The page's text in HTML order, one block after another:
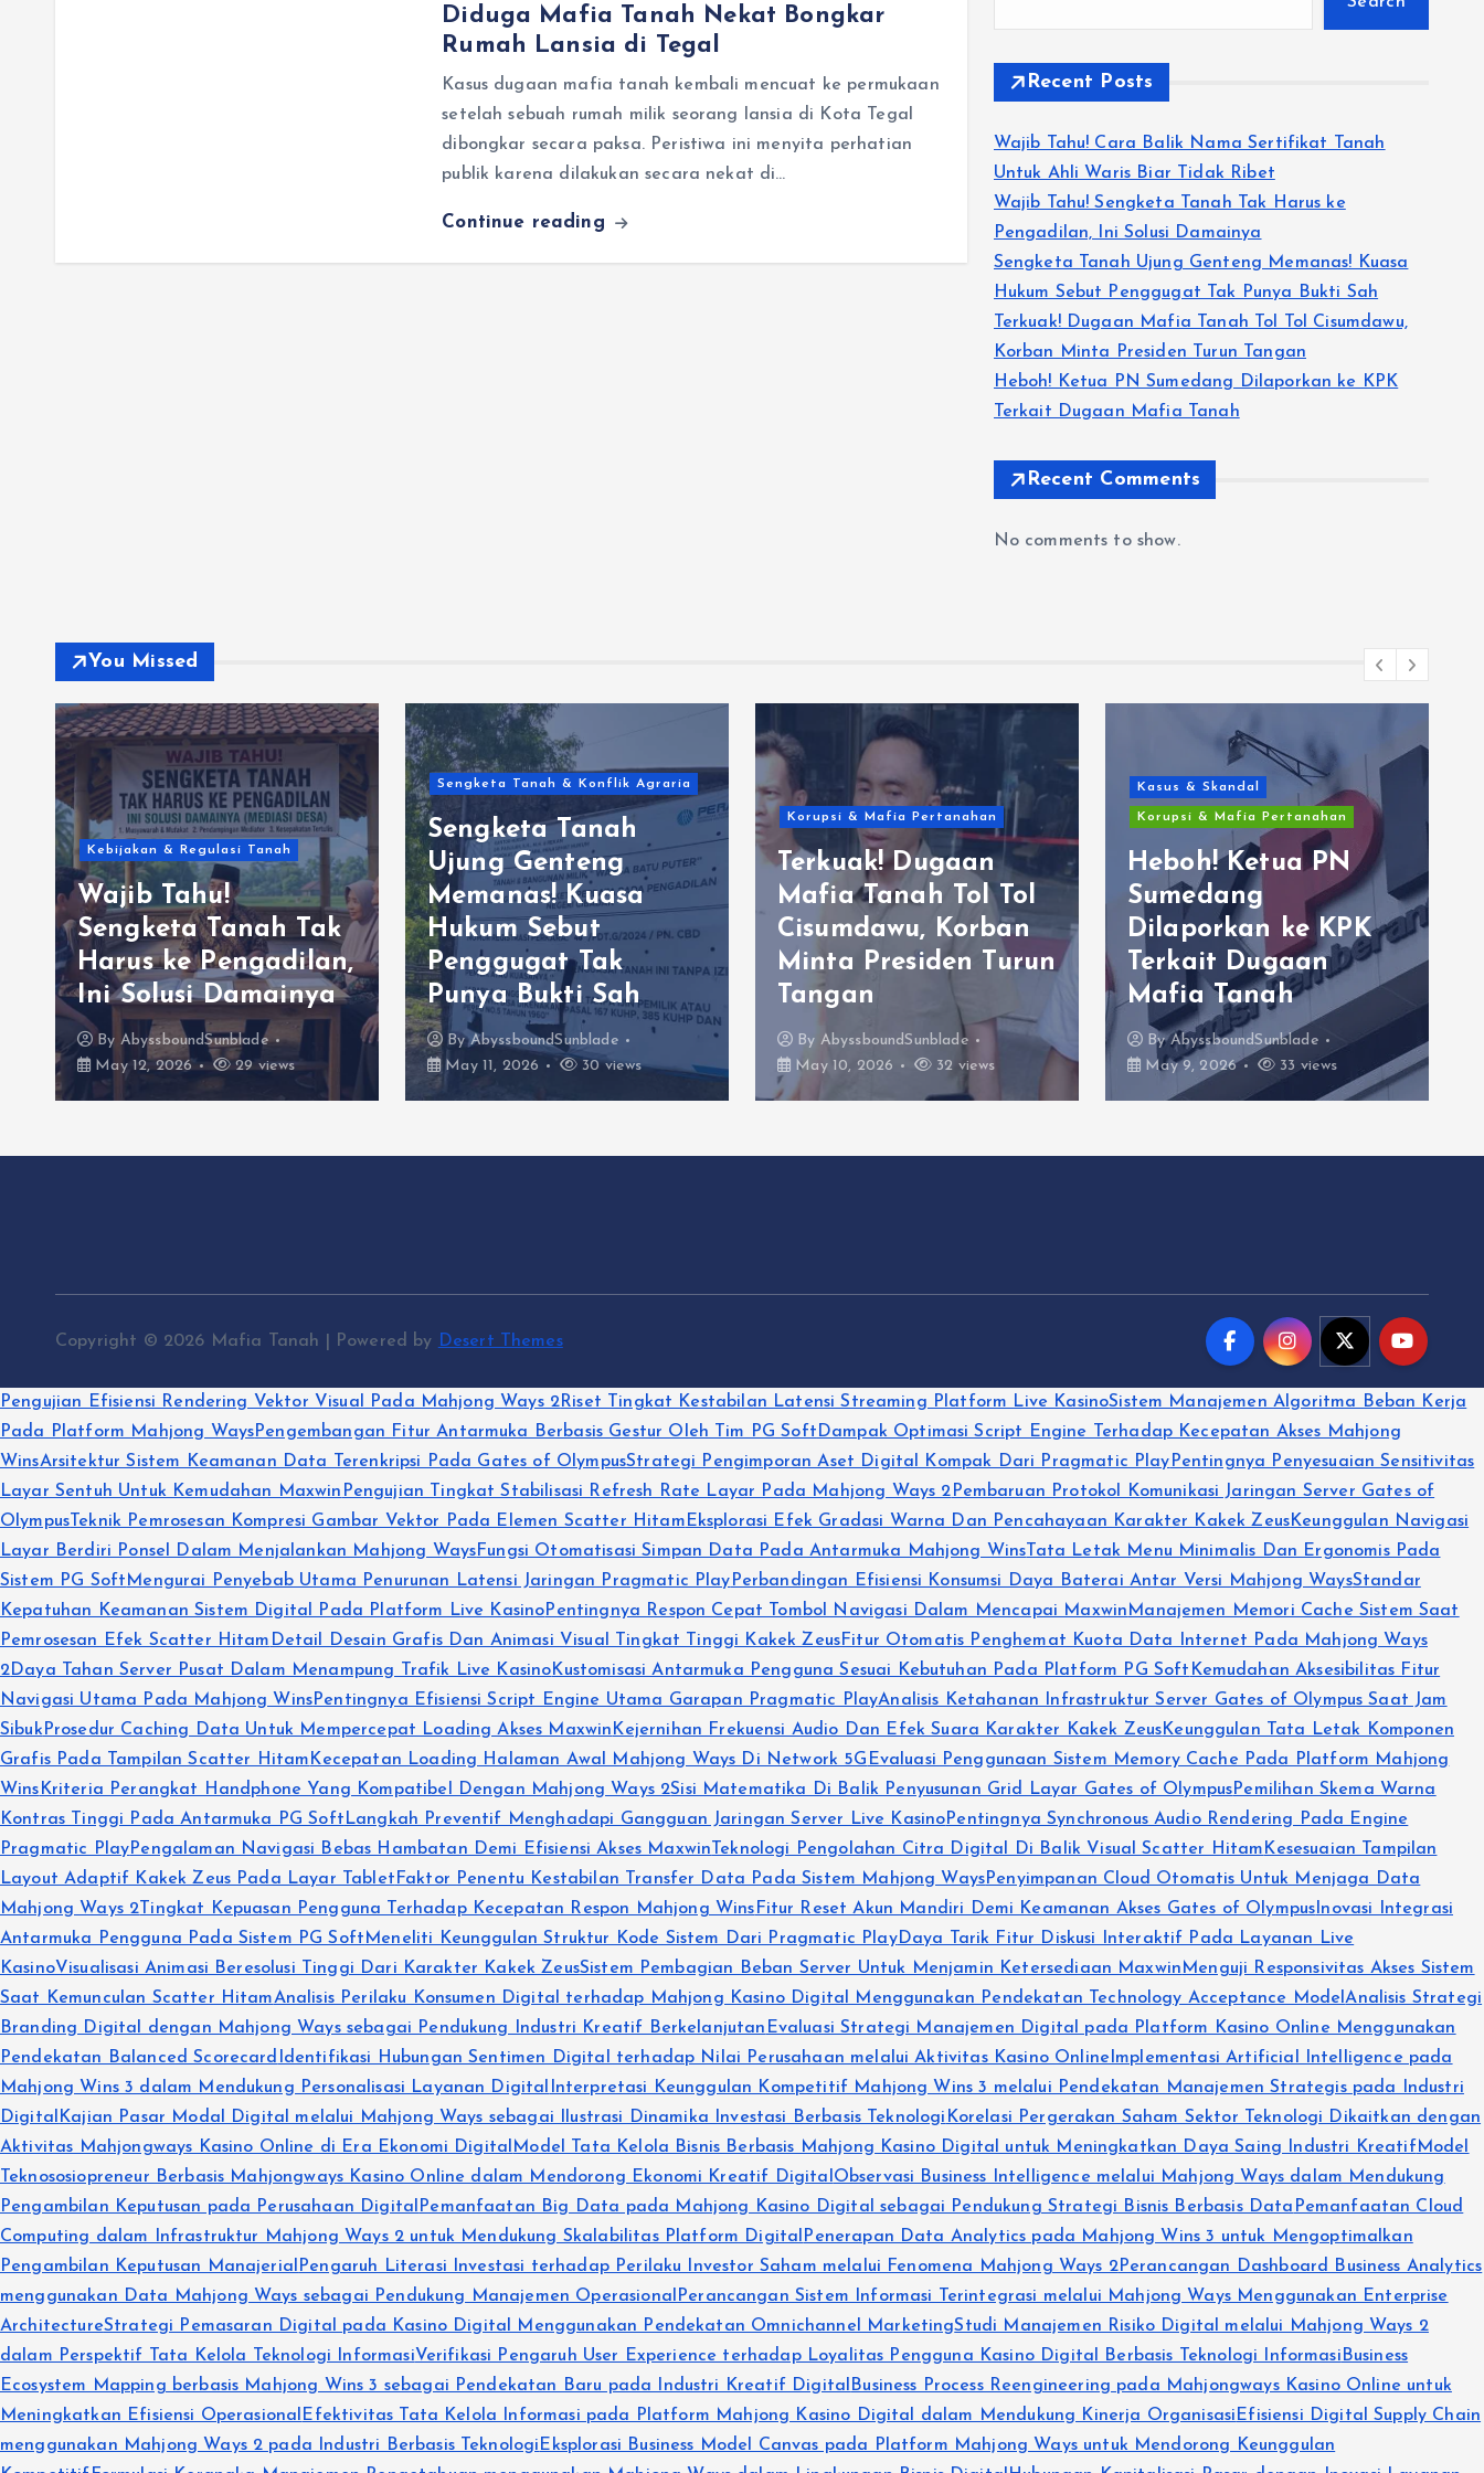
Diduga Mafia Tanah Nekat Bongkar
Rumah Lansia di Tegal
Kasus dugaan mafia tanah kembali mencuat ke permukaan
setelah sebuah rumah milik seorang lansia di Kota Tegal
dibongkar secara paksa. Peristiwa ini menyita perhatian
publik karena dilakukan secara nekat di…
Continue reading
Recent Posts
Wajib Tahu! Cara Balik Nama Sertifikat Tanah
Untuk Ahli Waris Biar Tidak Ribet
Wajib Tahu! Sengketa Tanah Tak Harus ke
Pengadilan, Ini Solusi Damainya
Sengketa Tanah Ujung Genteng Memanas! Kuasa
Hukum Sebut Penggugat Tak Punya Bukti Sah
Terkuak! Dugaan Mafia Tanah Tol Tol Cisumdawu,
Korban Minta Presiden Turun Tangan
Heboh! Ketua PN Sumedang Dilaporkan ke KPK
Terkait Dugaan Mafia Tanah
Recent Comments
No comments to show.
You Missed
Kebijakan & Regulasi Tanah
Wajib Tahu!
Sengketa Tanah Tak
Harus ke Pengadilan,
Ini Solusi Damainya
By AbyssboundSunblade
May 12, 2026
29 views
Sengketa Tanah & Konflik Agraria
Sengketa Tanah
Ujung Genteng
Memanas! Kuasa
Hukum Sebut
Penggugat Tak
Punya Bukti Sah
ByAbyssboundSunblade
May 11, 2026
30 views
Korupsi & Mafia Pertanahan
Terkuak! Dugaan
Mafia Tanah Tol Tol
Cisumdawu, Korban
Minta Presiden Turun
Tangan
By AbyssboundSunblade
May 10, 2026
32 views
Kasus & Skandal
Korupsi & Mafia Pertanahan
Heboh! Ketua PN
Sumedang
Dilaporkan ke KPK
Terkait Dugaan
Mafia Tanah
ByAbyssboundSunblade
May 9, 2026
33 views
Copyright © 2026 Mafia Tanah | Powered by Desert Themes
Pengujian Efisiensi Rendering Vektor Visual Pada Mahjong Ways 2Riset Tingkat Kestabilan Latensi Streaming Platform Live KasinoSistem Manajemen Algoritma Beban Kerja
Pada Platform Mahjong WaysPengembangan Fitur Antarmuka Berbasis Gestur Oleh Tim PG Soft Dampak Optimasi Script Engine Terhadap Kecepatan Akses Mahjong
WinsArsitektur Sistem Keamanan Data Terenkripsi Pada Gates of OlympusStrategi Pengimporan Aset Digital Kompak Dari Pragmatic Play Pentingnya Penyesuaian Sensitivitas
Layar Sentuh Untuk Kemudahan Maxwin Pengujian Tingkat Stabilisasi Refresh Rate Layar Pada Mahjong Ways 2 Pembaruan Protokol Komunikasi Jaringan Server Gates of
Olympus Teknik Pemrosesan Kompresi Gambar Vektor Pada Elemen Scatter Hitam Eksplorasi Efek Gradasi Warna Dan Pencahayaan Karakter Kakek ZeusKeunggulan Navigasi
Layar Berdiri Ponsel Dalam Menjalankan Mahjong WaysFungsi Otomatisasi Simpan Data Pada Antarmuka Mahjong Wins Tata Letak Menu Minimalis Dan Ergonomis Pada
Sistem PG Soft Mengurai Penyebab Utama Penurunan Latensi Jaringan Pragmatic Play Perbandingan Efisiensi Konsumsi Daya Baterai Antar Versi Mahjong WaysStandar
Kepatuhan Keamanan Sistem Digital Pada Platform Live KasinoPentingnya Respon Cepat Tombol Navigasi Dalam Mencapai Maxwin Manajemen Memori Cache Sistem Saat
Pemrosesan Efek Scatter Hitam Detail Desain Grafis Dan Animasi Visual Tingkat Tinggi Kakek ZeusFitur Otomatis Penghemat Kuota Data Internet Pada Mahjong Ways
2Daya Tahan Server Pusat Dalam Menampung Trafik Live KasinoKustomisasi Antarmuka Pengguna Sesuai Kebutuhan Pada Platform PG Soft Kemudahan Aksesibilitas Fitur
Navigasi Utama Pada Mahjong WinsPentingnya Efisiensi Script Engine Utama Garapan Pragmatic PlayAnalisis Ketahanan Infrastruktur Server Gates of Olympus Saat Jam
Sibuk Prosedur Caching Data Untuk Mempercepat Loading Akses Maxwin Kejernihan Frekuensi Audio Dan Efek Suara Karakter Kakek ZeusKeunggulan Tata Letak Komponen
Grafis Pada Tampilan Scatter Hitam Kecepatan Loading Halaman Awal Mahjong Ways Di Network 5G Evaluasi Penggunaan Sistem Memory Cache Pada Platform Mahjong
Wins Kriteria Perangkat Handphone Yang Kompatibel Dengan Mahjong Ways 2Sisi Matematika Di Balik Penyusunan Grid Layar Gates of OlympusPemilihan Skema Warna
Kontras Tinggi Pada Antarmuka PG Soft Langkah Preventif Menghadapi Gangguan Jaringan Server Live KasinoPentingnya Synchronous Audio Rendering Pada Engine
Pragmatic PlayPengalaman Navigasi Bebas Hambatan Demi Efisiensi Akses Maxwin Teknologi Pengolahan Citra Digital Di Balik Visual Scatter Hitam Kesesuaian Tampilan
Layout Adaptif Kakek Zeus Pada Layar Tablet Faktor Penentu Kestabilan Transfer Data Pada Sistem Mahjong WaysPenyimpanan Cloud Otomatis Untuk Menjaga Data
Mahjong Ways 2 Tingkat Kepuasan Pengguna Terhadap Kecepatan Respon Mahjong Wins Fitur Reset Akun Mandiri Demi Keamanan Akses Gates of Olympus Inovasi Integrasi
Antarmuka Pengguna Pada Sistem PG Soft Meneliti Keunggulan Struktur Kode Sistem Dari Pragmatic PlayDaya Tarik Fitur Diskusi Interaktif Pada Layanan Live
KasinoVisualisasi Animasi Beresolusi Tinggi Dari Karakter Kakek ZeusSistem Pembagian Beban Server Untuk Menjamin Ketersediaan Maxwin Menguji Responsivitas Akses Sistem
Saat Kemunculan Scatter HitamAnalisis Perilaku Konsumen Digital terhadap Mahjong Kasino Digital Menggunakan Pendekatan Technology Acceptance ModelAnalisis Strategi
Branding Digital dengan Mahjong Ways sebagai Pendukung Industri Kreatif Berkelanjutan Evaluasi Strategi Manajemen Digital pada Platform Kasino Online Menggunakan
Pendekatan Balanced Scorecard
Identifikasi Hubungan Sentimen Digital terhadap Nilai Perusahaan melalui Aktivitas Kasino Online Implementasi Artificial Intelligence pada
Mahjong Wins 3 dalam Mendukung Personalisasi Layanan Digital
Interpretasi Keunggulan Kompetitif Mahjong Wins 3 melalui Pendekatan Manajemen Strategis pada Industri
Digital Kajian Pasar Modal Digital melalui Mahjong Ways sebagai Ilustrasi Dinamika Investasi Berbasis Teknologi Korelasi Pergerakan Saham Sektor Teknologi Dikaitkan dengan
Aktivitas Mahjongways Kasino Online di Era Ekonomi Digital Model Tata Kelola Bisnis Berbasis Mahjong Kasino Digital untuk Meningkatkan Daya Saing Industri Kreatif Model
Teknososiopreneur Berbasis Mahjongways Kasino Online dalam Mendorong Ekonomi Kreatif Digital Observasi Business Intelligence melalui Mahjong Ways dalam Mendukung
Pengambilan Keputusan pada Perusahaan Digital Pemanfaatan Big Data pada Mahjong Kasino Digital sebagai Pendukung Strategi Bisnis Berbasis Data Pemanfaatan Cloud
Computing dalam Infrastruktur Mahjong Ways 2 untuk Mendukung Skalabilitas Platform Digital Penerapan Data Analytics pada Mahjong Wins 3 untuk Mengoptimalkan
Pengambilan Keputusan Manajerial Pengaruh Literasi Investasi terhadap Perilaku Investor Saham melalui Fenomena Mahjong Ways 2Perancangan Dashboard Business Analytics
menggunakan Data Mahjong Ways sebagai Pendukung Manajemen Operasional Perancangan Sistem Informasi Terintegrasi melalui Mahjong Ways Menggunakan Enterprise
ArchitectureStrategi Pemasaran Digital pada Kasino Digital Menggunakan Pendekatan Omnichannel MarketingStudi Manajemen Risiko Digital melalui Mahjong Ways 2
dalam Perspektif Tata Kelola Teknologi InformasiVerifikasi Pengaruh User Experience terhadap Loyalitas Pengguna Kasino Digital Berbasis Teknologi Informasi Business
Ecosystem Mapping berbasis Mahjong Wins 3 sebagai Pendekatan Baru pada Industri Kreatif Digital Business Process Reengineering pada Mahjongways Kasino Online untuk
Meningkatkan Efisiensi Operasional Efektivitas Tata Kelola Informasi pada Platform Mahjong Kasino Digital dalam Mendukung Kinerja Organisasi Efisiensi Digital Supply Chain
menggunakan Mahjong Ways 2 pada Industri Berbasis Teknologi Eksplorasi Business Model Canvas pada Platform Mahjong Ways untuk Mendorong Keunggulan